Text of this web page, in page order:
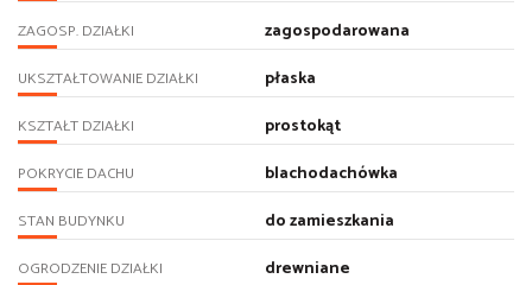
ZAGOSP. DZIAŁKI zagospodarowana
UKSZTAŁTOWANIE DZIAŁKI płaska
KSZTAŁT DZIAŁKI prostokąt
POKRYCIE DACHU blachodachówka
STAN BUDYNKU do zamieszkania
OGRODZENIE DZIAŁKI drewniane